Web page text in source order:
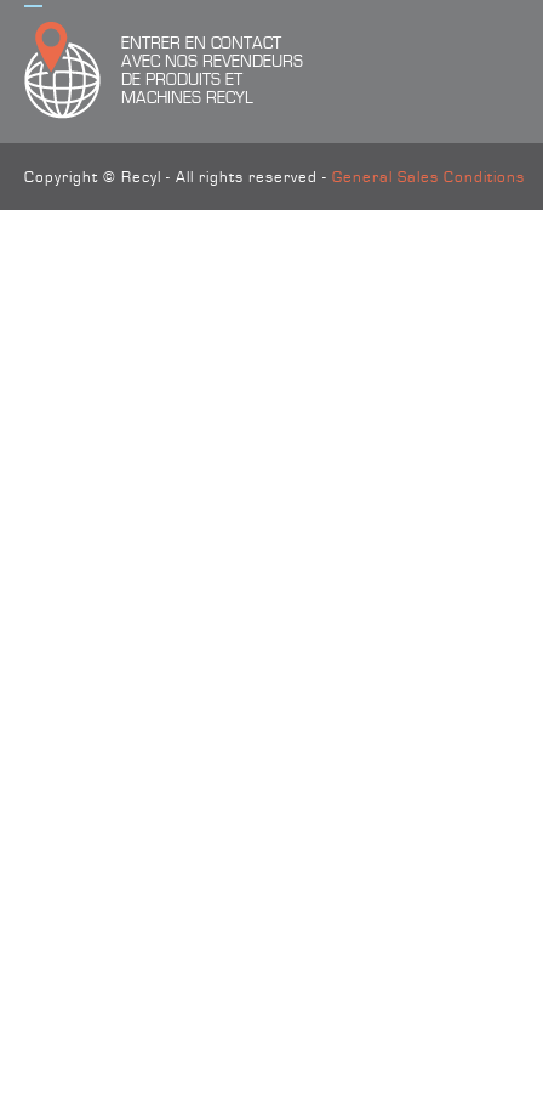
ENTRER EN CONTACT
AVEC NOS REVENDEURS
DE PRODUITS ET
MACHINES RECYL
Copyright © Recyl - All rights reserved - General Sales Conditions